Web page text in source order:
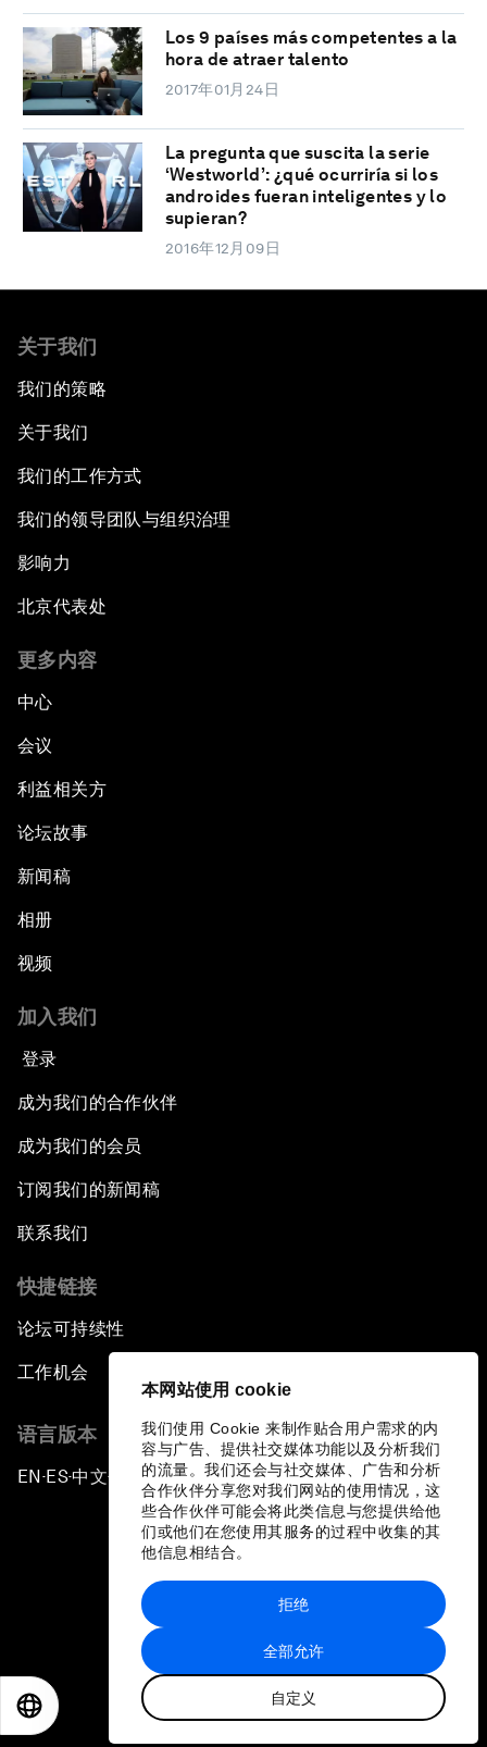
本网站使用 cookie
我们使用 Cookie 来制作贴合用户需求的内
容与广告、提供社交媒体功能以及分析我们
的流量。我们还会与社交媒体、广告和分析
合作伙伴分享您对我们网站的使用情况，这
些合作伙伴可能会将此类信息与您提供给他
们或他们在您使用其服务的过程中收集的其
他信息相结合。
全部允许
自定义
拒绝
Los 9 países más competentes a la
hora de atraer talento
2017年01月24日
La pregunta que suscita la serie
‘Westworld’: ¿qué ocurriría si los
androides fueran inteligentes y lo
supieran?
2016年12月09日
关于我们
我们的策略
关于我们
我们的工作方式
我们的领导团队与组织治理
影响力
北京代表处
更多内容
中心
会议
利益相关方
论坛故事
新闻稿
相册
视频
加入我们
登录
成为我们的合作伙伴
成为我们的会员
订阅我们的新闻稿
联系我们
快捷链接
论坛可持续性
工作机会
语言版本
EN ▪ ES▪中文▪ 日本語
站点地图
世界经济论坛